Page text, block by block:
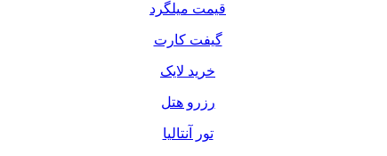
قیمت میلگرد
گیفت کارت
خرید لایک
رزرو هتل
تور آنتالیا